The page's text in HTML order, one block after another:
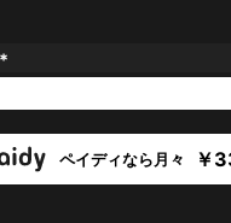
ペイディなら月々 ￥